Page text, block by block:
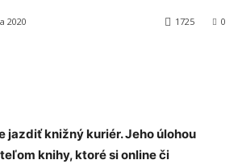
2020 0
1725
jazdiť knižný kuriér. Jeho úlohou
knihy, ktoré si online či